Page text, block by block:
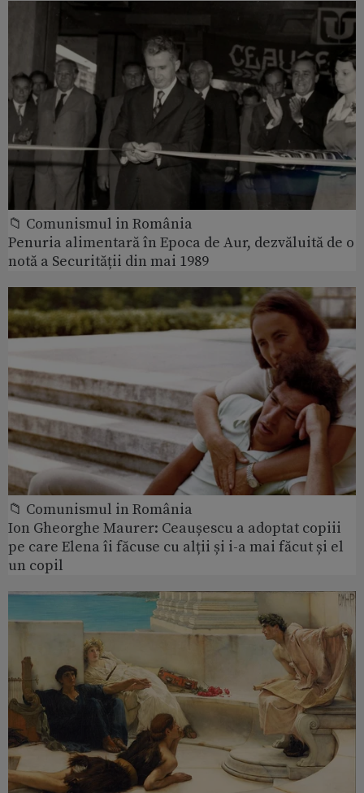
📁 Comunismul in România
Penuria alimentară în Epoca de Aur, dezvăluită de o
notă a Securității din mai 1989
📁 Comunismul in România
Ion Gheorghe Maurer: Ceaușescu a adoptat copiii
pe care Elena îi făcuse cu alții și i-a mai făcut și el
un copil